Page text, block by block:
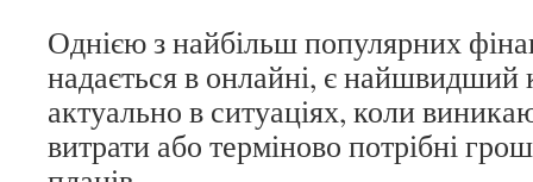
Однією з найбільш популярних
надається в онлайні, є найшвидший
актуально в ситуаціях, коли
витрати або терміново потрібні